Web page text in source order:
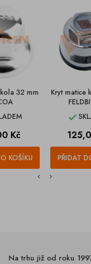
32 mm
Kč
KOŠÍKU
Kryt matice

Cena
PŘIDAT
Na trhu již od roku